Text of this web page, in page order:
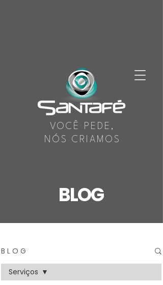
VOCÊ PEDE,
NÓS CRIAMOS
BLOG
B L O G
Serviços